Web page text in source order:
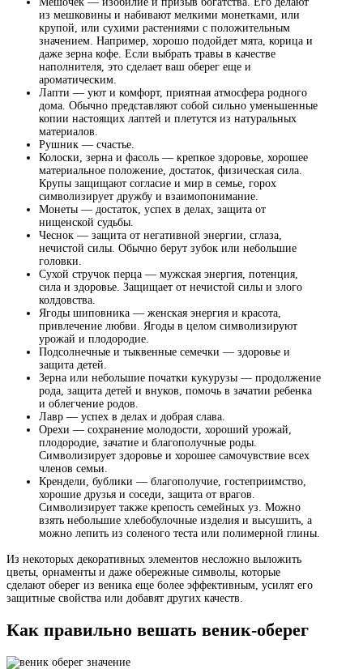
из мешковины и набивают мелкими монетками, или
крупой, или сухими растениями с положительным
значением. Например, хорошо подойдет мята, корица и
даже зерна кофе. Если выбрать травы в качестве
наполнителя, это сделает ваш оберег еще и
ароматическим.
Лапти — уют и комфорт, приятная атмосфера родного
дома. Обычно представляют собой сильно уменьшенные
копии настоящих лаптей и плетутся из натуральных
материалов.
Рушник — счастье.
Колоски, зерна и фасоль — крепкое здоровье, хорошее
материальное положение, достаток, физическая сила.
Крупы защищают согласие и мир в семье, горох
символизирует дружбу и взаимопонимание.
Монеты — достаток, успех в делах, защита от
нищенской судьбы.
Чеснок — защита от негативной энергии, сглаза,
нечистой силы. Обычно берут зубок или небольшие
головки.
Сухой стручок перца — мужская энергия, потенция,
сила и здоровье. Защищает от нечистой силы и злого
колдовства.
Ягоды шиповника — женская энергия и красота,
привлечение любви. Ягоды в целом символизируют
урожай и плодородие.
Подсолнечные и тыквенные семечки — здоровье и
защита детей.
Зерна или небольшие початки кукурузы — продолжение
рода, защита детей и внуков, помочь в зачатии ребенка
и облегчение родов.
Лавр — успех в делах и добрая слава.
Орехи — сохранение молодости, хороший урожай,
плодородие, зачатие и благополучные роды.
Символизирует здоровье и хорошее самочувствие всех
членов семьи.
Крендели, бублики — благополучие, гостеприимство,
хорошие друзья и соседи, защита от врагов.
Символизирует также крепость семейных уз. Можно
взять небольшие хлебобулочные изделия и высушить, а
можно лепить из соленого теста или полимерной глины.
Из некоторых декоративных элементов несложно выложить
цветы, орнаменты и даже обережные символы, которые
сделают оберег из веника еще более эффективным, усилят его
защитные свойства или добавят других качеств.
Как правильно вешать веник-оберег